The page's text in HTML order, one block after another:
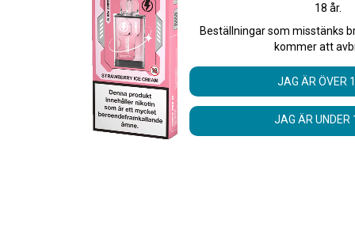
18 år.
Beställningar som misstänks
kommer att
JAG ÄR ÖVER
JAG ÄR UNDER